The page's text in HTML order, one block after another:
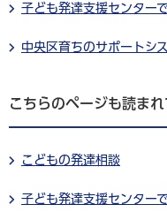
子ども発達支援センター
中央区育ちのサポートシ
こちらのページも読ま
こどもの発達相談
子ども発達支援センター